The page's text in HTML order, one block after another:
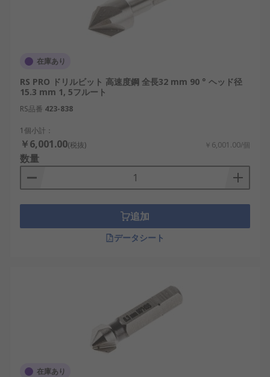
在庫あり
RS PRO ドリルビット 高速度鋼 全長32 mm 90 ° ヘッド径
15.3 mm 1, 5フルート
RS品番 423-838
1個小計：
￥6,001.00(税抜) ￥6,001.00/個
数量
追加
データシート
在庫あり